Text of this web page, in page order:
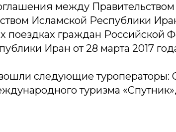
между
Исламской Республики
поездках граждан Российской
Иран от 28 марта 2017
следующие
туризма